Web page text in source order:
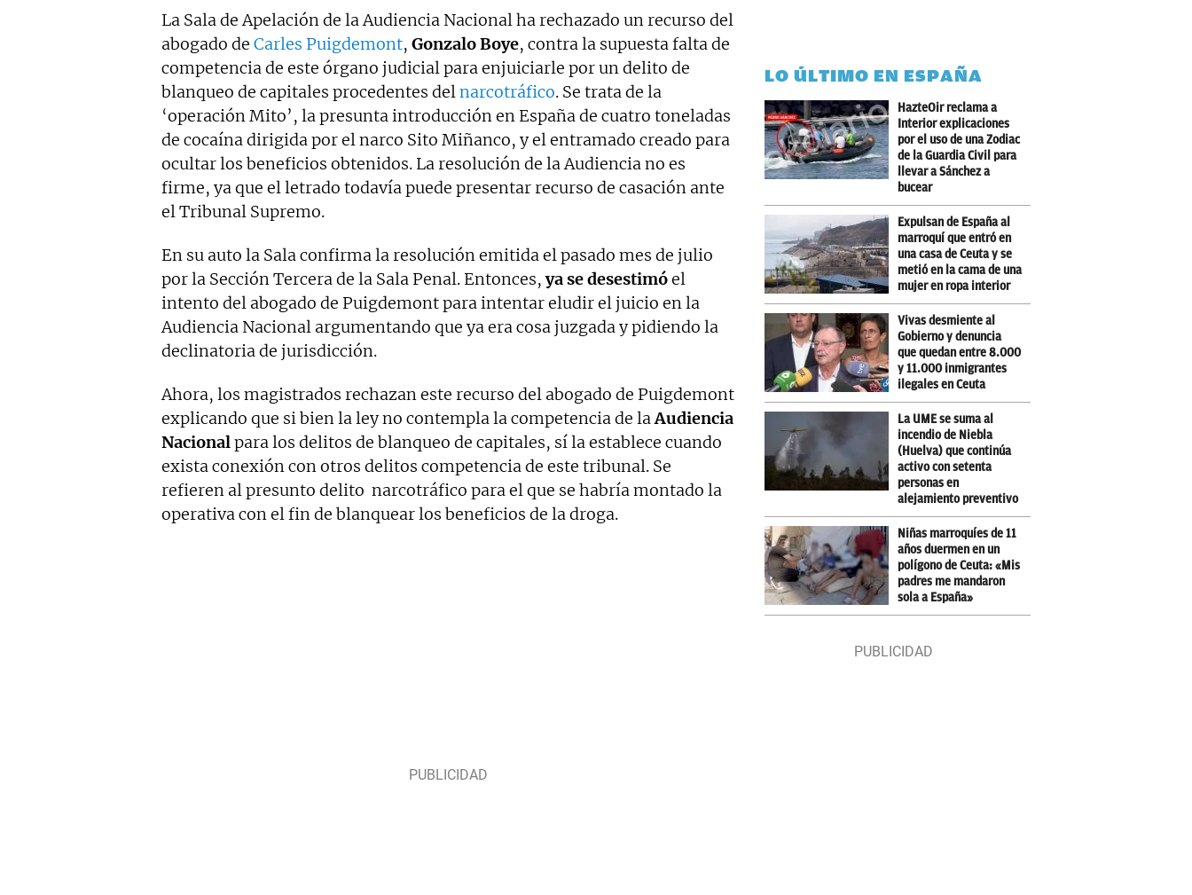
mentiras" y "Tras el muro".
La Sala de Apelación de la Audiencia Nacional ha rechazado un recurso del
abogado de Carles Puigdemont, Gonzalo Boye, contra la supuesta falta de
competencia de este órgano judicial para enjuiciarle por un delito de
blanqueo de capitales procedentes delnarcotráfico. Se trata de la
‘operación Mito’, la presunta introducción en España de cuatro toneladas
de cocaína dirigida por el narco Sito Miñanco, y el entramado creado para
ocultar los beneficios obtenidos. La resolución de la Audiencia no es
firme, ya que el letrado todavía puede presentar recurso de casación ante
el Tribunal Supremo.
En su auto la Sala confirma la resolución emitida el pasado mes de julio
por la Sección Tercera de la Sala Penal. Entonces,ya se desestimóel
intento del abogado de Puigdemont para intentar eludir el juicio en la
Audiencia Nacional argumentando que ya era cosa juzgada y pidiendo la
declinatoria de jurisdicción.
Ahora, los magistrados rechazan este recurso del abogado de Puigdemont
explicando que si bien la ley no contempla la competencia de laAudiencia
Nacionalpara los delitos de blanqueo de capitales, sí la establece cuando
exista conexión con otros delitos competencia de este tribunal. Se
refieren al presunto delito narcotráfico para el que se habría montado la
operativa con el fin de blanquear los beneficios de la droga.
LO ÚLTIMO EN ESPAÑA
HazteOir reclama a
Interior explicaciones
por el uso de una Zodiac
de la Guardia Civil para
llevar a Sánchez a
bucear
Expulsan de España al
marroquí que entró en
una casa de Ceuta y se
metió en la cama de una
mujer en ropa interior
Vivas desmiente al
Gobierno y denuncia
que quedan entre 8.000
y 11.000 inmigrantes
ilegales en Ceuta
La UME se suma al
incendio de Niebla
(Huelva) que continúa
activo con setenta
personas en
alejamiento preventivo
Niñas marroquíes de 11
años duermen en un
polígono de Ceuta: «Mis
padres me mandaron
sola a España»